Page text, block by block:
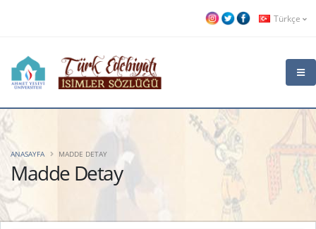
Türkçe
Madde Detay
ANASAYFA MADDE DETAY